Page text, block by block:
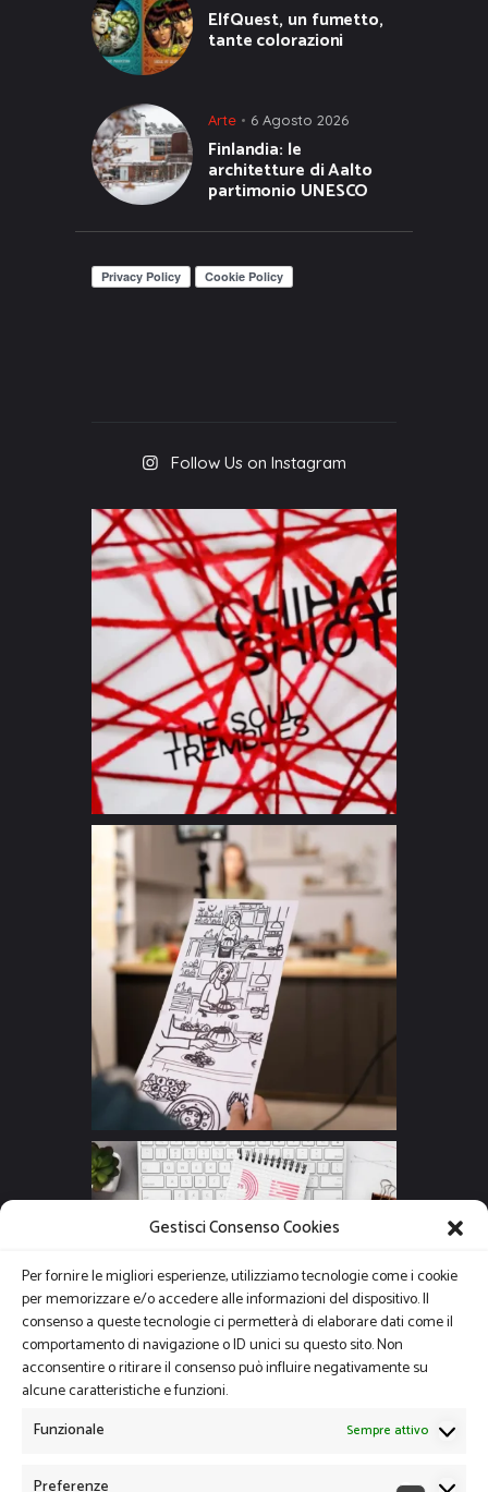
Gestisci Consenso Cookies
Per fornire le migliori esperienze, utilizziamo tecnologie come i cookie
per memorizzare e/o accedere alle informazioni del dispositivo. Il
consenso a queste tecnologie ci permetterà di elaborare dati come il
comportamento di navigazione o ID unici su questo sito. Non
acconsentire o ritirare il consenso può influire negativamente su
alcune caratteristiche e funzioni.
Funzionale
Sempre attivo
ElfQuest, un fumetto,
tante colorazioni
Arte 6 Agosto 2026
Finlandia: le
architetture di Aalto
partimonio UNESCO
Follow Us on Instagram